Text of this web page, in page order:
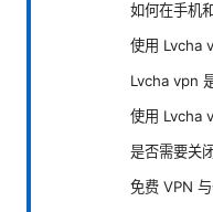
如何在手机
使用 Lvcha
Lvcha vpn
使用 Lvcha
是否需要关
免费 VPN 与